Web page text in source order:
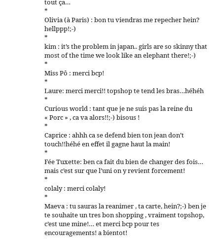
tout ça…
*
Olivia (à Paris) : bon tu viendras me repecher hein?
hellppp!;-)
*
kim : it’s the problem in japan.. girls are so skinny that
most of the time we look like an elephant there!;-)
*
Miss Pô : merci bcp!
*
Laure: merci merci!! topshop te tend les bras…héhéh
*
Curious world : tant que je ne suis pas la reine du
« Porc » , ca va alors!!;-) bisous !
*
Caprice : ahhh ca se defend bien ton jean don’t
touch!!héhé en effet il gagne haut la main!
*
Fée Tuxette: ben ca fait du bien de changer des fois…
mais c’est sur que l’uni on y revient forcement!
*
colaly : merci colaly!
*
Maeva : tu sauras la reanimer , ta carte, hein?;-) ben je
te souhaite un tres bon shopping , vraiment topshop,
c’est une mine!… et merci bcp pour tes
encouragements! a bientot!